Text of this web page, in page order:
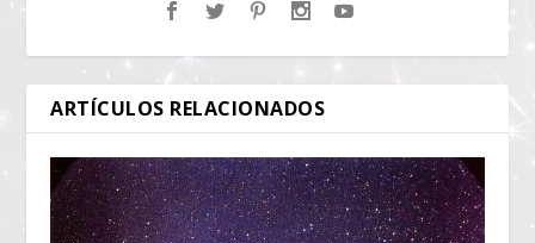
ARTÍCULOS RELACIONADOS